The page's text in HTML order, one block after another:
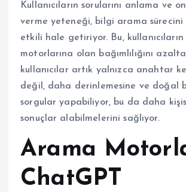
Kullanıcıların sorularını anlama ve
verme yeteneği, bilgi arama sürecini
etkili hale getiriyor. Bu,
motorlarına olan bağımlılığını
kullanıcılar artık yalnızca anahtar
değil, daha derinlemesine ve doğal
sorgular yapabiliyor, bu da daha
sonuçlar alabilmelerini sağlıyor.
Arama
ChatGPT